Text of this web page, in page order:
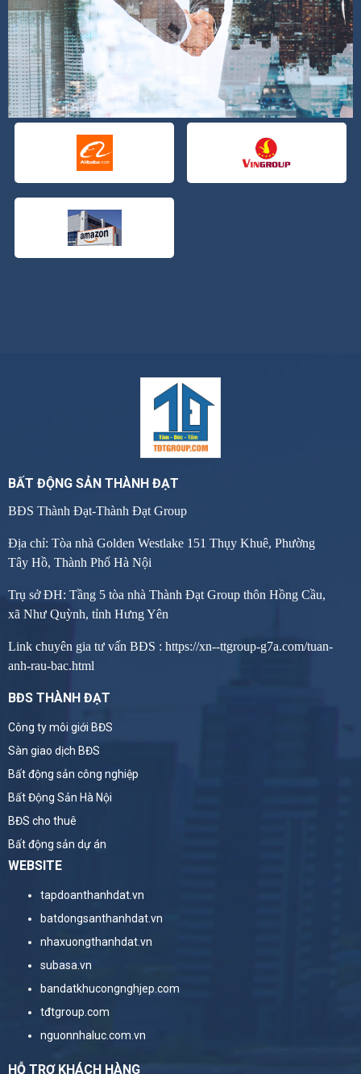
BẤT ĐỘNG SẢN THÀNH ĐẠT
BĐS Thành Đạt-Thành Đạt Group
Địa chỉ: Tòa nhà Golden Westlake 151 Thụy Khuê, Phường
Tây Hồ, Thành Phố Hà Nội
Trụ sở ĐH: Tầng 5 tòa nhà Thành Đạt Group thôn Hồng Cầu,
xã Như Quỳnh, tỉnh Hưng Yên
Link chuyên gia tư vấn BĐS : https://xn--ttgroup-g7a.com/tuan-
anh-rau-bac.html
BĐS THÀNH ĐẠT
Công ty môi giới BĐS
Sàn giao dịch BĐS
Bất động sản công nghiệp
Bất Động Sản Hà Nội
BĐS cho thuê
Bất động sản dự án
WEBSITE
tapdoanthanhdat.vn
batdongsanthanhdat.vn
nhaxuongthanhdat.vn
subasa.vn
bandatkhucongnghjep.com
tđtgroup.com
nguonnhaluc.com.vn
HỖ TRỢ KHÁCH HÀNG